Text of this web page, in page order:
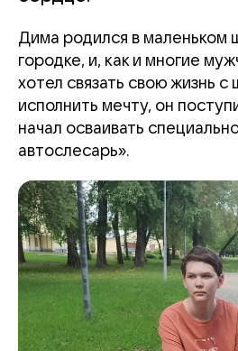
Дима родился в маленьком
городке, и, как и многие
хотел связать свою жизнь
исполнить мечту, он
начал осваивать
автослесарь».